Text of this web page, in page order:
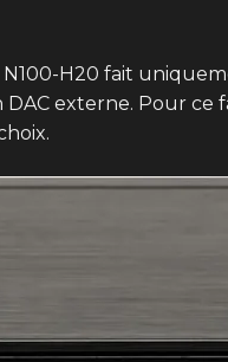
H20 fait
externe. Pour ce